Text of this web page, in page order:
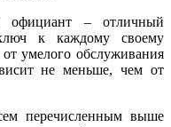
официант – отличный
к каждому своему
умелого обслуживания
не меньше, чем от
перечисленным выше